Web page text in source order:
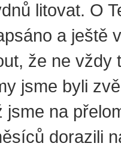
litovat. O
a ještě
že ne vždy
jsme byli
jsme na
dorazili